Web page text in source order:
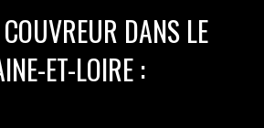
DANS LE
ET-LOIRE :